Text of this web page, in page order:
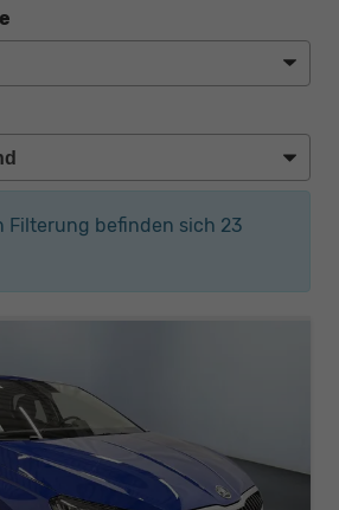
Filterung befinden sich 23